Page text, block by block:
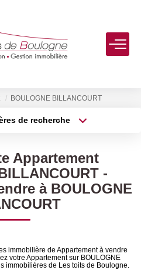
Vendus
GÉRER
AGENCE
BOULOGNE BILLANCOURT
de recherche
Surface min
Plus de critères
Appartement
-
à BOULOGNE
immobilière de Appartement à vendre
votre Appartement sur BOULOGNE
immobilières de Les toits de Boulogne.